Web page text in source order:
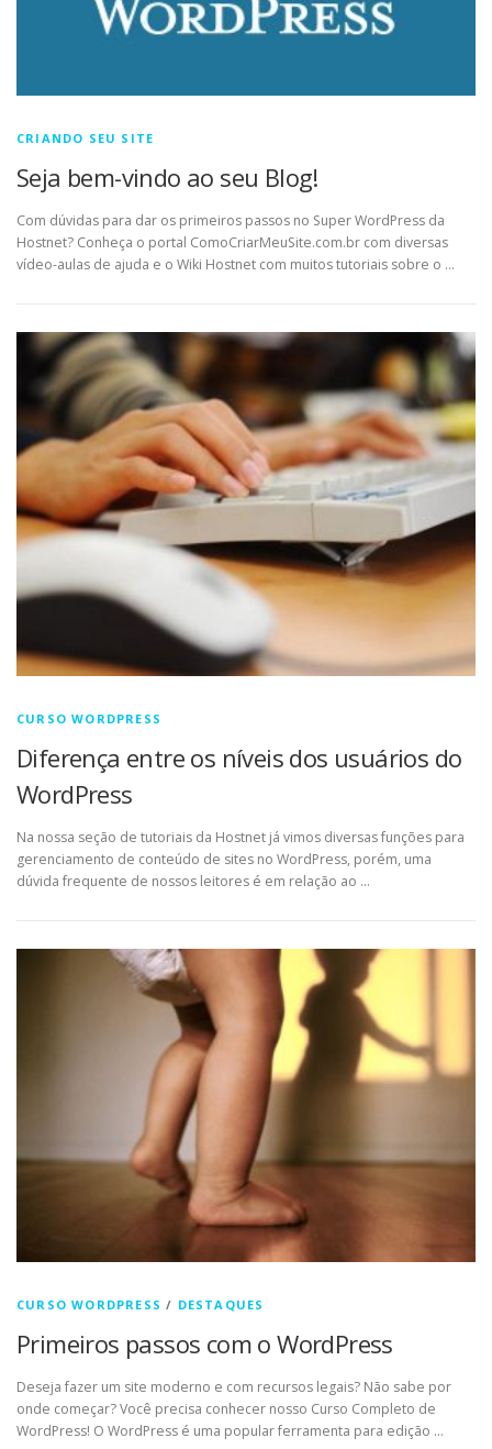
CRIANDO SEU SITE
Seja bem-vindo ao seu Blog!
Com dúvidas para dar os primeiros passos no Super WordPress da
Hostnet? Conheça o portal ComoCriarMeuSite.com.br com diversas
vídeo-aulas de ajuda e o Wiki Hostnet com muitos tutoriais sobre o …
CURSO WORDPRESS
Diferença entre os níveis dos usuários do
WordPress
Na nossa seção de tutoriais da Hostnet já vimos diversas funções para
gerenciamento de conteúdo de sites no WordPress, porém, uma
dúvida frequente de nossos leitores é em relação ao …
CURSO WORDPRESS / DESTAQUES
Primeiros passos com o WordPress
Deseja fazer um site moderno e com recursos legais? Não sabe por
onde começar? Você precisa conhecer nosso Curso Completo de
WordPress! O WordPress é uma popular ferramenta para edição …